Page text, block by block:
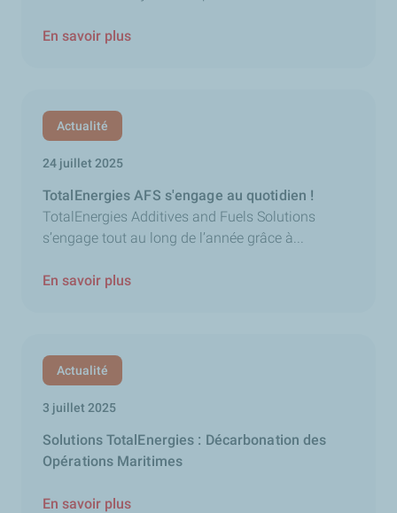
En savoir plus
Actualité
24 juillet 2025
TotalEnergies AFS s'engage au quotidien !
TotalEnergies Additives and Fuels Solutions
s’engage tout au long de l’année grâce à...
En savoir plus
Actualité
3 juillet 2025
Solutions TotalEnergies : Décarbonation des
Opérations Maritimes
En savoir plus